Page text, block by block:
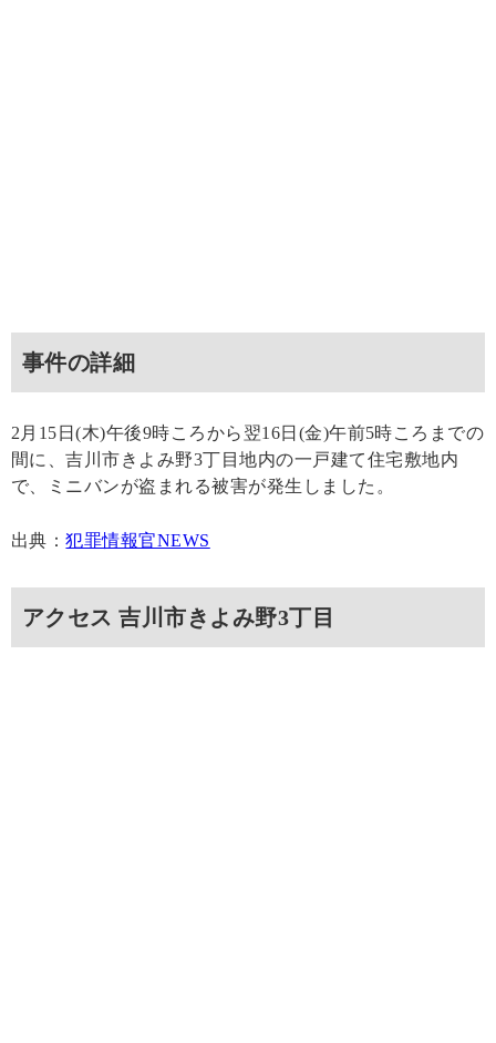
事件の詳細
2月15日(木)午後9時ころから翌16日(金)午前5時ころまでの
間に、吉川市きよみ野3丁目地内の一戸建て住宅敷地内
で、ミニバンが盗まれる被害が発生しました。
出典：犯罪情報官NEWS
アクセス 吉川市きよみ野3丁目